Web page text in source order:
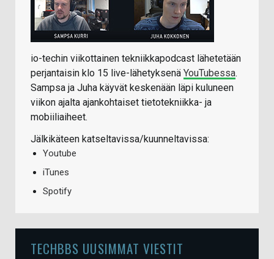
io-techin viikottainen tekniikkapodcast lähetetään
perjantaisin klo 15 live-lähetyksenä YouTubessa.
Sampsa ja Juha käyvät keskenään läpi kuluneen
viikon ajalta ajankohtaiset tietotekniikka- ja
mobiiliaiheet.
Jälkikäteen katseltavissa/kuunneltavissa:
Youtube
iTunes
Spotify
TECHBBS UUSIMMAT VIESTIT